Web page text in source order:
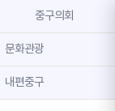
중구의회
문화관광
내편중구